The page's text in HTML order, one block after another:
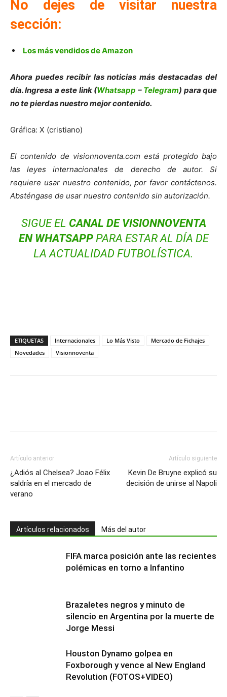
No dejes de visitar nuestra
sección:
Los más vendidos de Amazon
Ahora puedes recibir las noticias más destacadas del
día. Ingresa a este link (Whatsapp – Telegram) para que
no te pierdas nuestro mejor contenido.
Gráfica: X (cristiano)
El contenido de visionnoventa.com está protegido bajo
las leyes internacionales de derecho de autor. Si
requiere usar nuestro contenido, por favor contáctenos.
Absténgase de usar nuestro contenido sin autorización.
SIGUE EL CANAL DE VISIONNOVENTA
EN WHATSAPPPARA ESTAR AL DÍA DE
LA ACTUALIDAD FUTBOLÍSTICA.
ETIQUETAS Internacionales Lo Más Visto
Mercado de Fichajes
Novedades
Visionnoventa
Artículo anterior
¿Adiós al Chelsea? Joao Félix
saldría en el mercado de
verano
Artículo siguiente
Kevin De Bruyne explicó su
decisión de unirse al Napoli
Artículos relacionados Más del autor
FIFA marca posición ante las recientes
polémicas en torno a Infantino
Brazaletes negros y minuto de
silencio en Argentina por la muerte de
Jorge Messi
Houston Dynamo golpea en
Foxborough y vence al New England
Revolution (FOTOS+VIDEO)